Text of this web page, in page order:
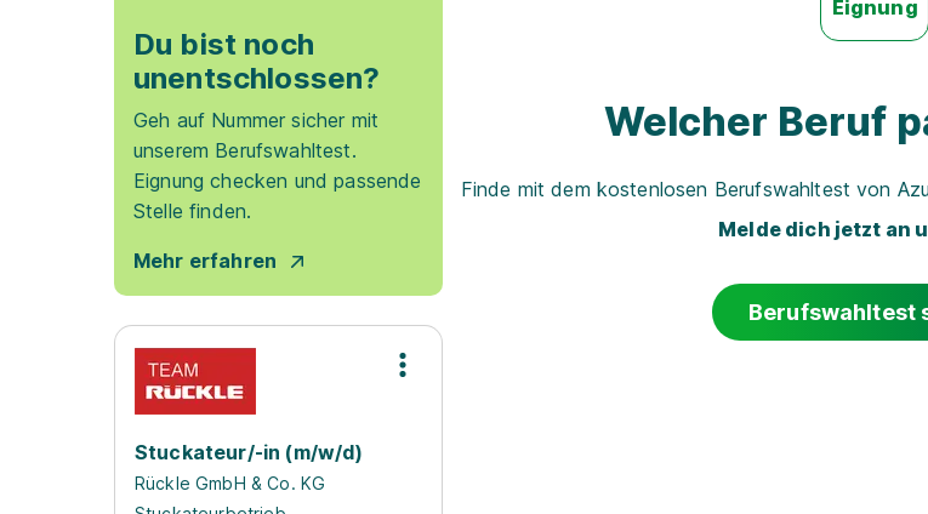
Du bist noch
unentschlossen?
Geh auf Nummer sicher mit
unserem Berufswahltest.
Eignung checken und passende
Stelle finden.
Mehr erfahren
Stuckateur/-in (m/w/d)
Rückle GmbH & Co. KG
Eignung
Welcher Beruf
Finde mit dem kostenlosen Berufswahltest von
Melde dich jetzt an
Berufswahltest